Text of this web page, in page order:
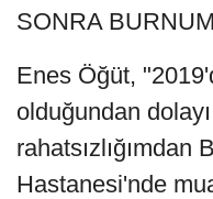
SONRA
Enes Öğüt,
olduğundan
rahatsızlığımdan
Hastanesi'nde